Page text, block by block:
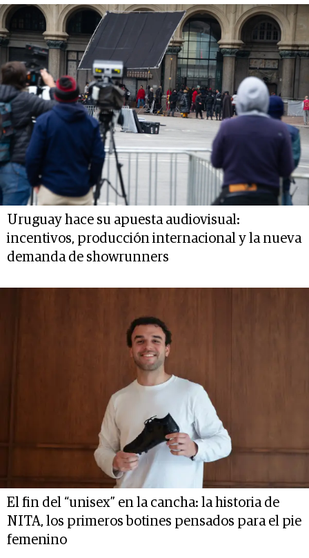
Uruguay hace su apuesta audiovisual:
incentivos, producción internacional y la nueva
demanda de showrunners
El fin del “unisex” en la cancha: la historia de
NITA, los primeros botines pensados para el pie
femenino